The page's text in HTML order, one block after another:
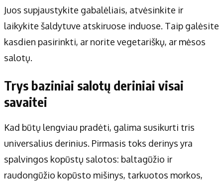
Juos supjaustykite gabalėliais, atvėsinkite ir
laikykite šaldytuve atskiruose induose. Taip galėsite
kasdien pasirinkti, ar norite vegetariškų, ar mėsos
salotų.
Trys baziniai salotų deriniai visai
savaitei
Kad būtų lengviau pradėti, galima susikurti tris
universalius derinius. Pirmasis toks derinys yra
spalvingos kopūstų salotos: baltagūžio ir
raudongūžio kopūsto mišinys, tarkuotos morkos,